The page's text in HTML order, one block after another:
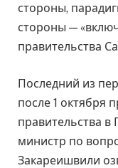
стороны,
стороны —
правительства
Последний из
после 1 октября
правительства в
министр по
Закареишвили